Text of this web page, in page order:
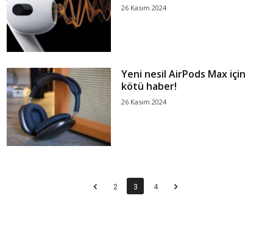
26 Kasım 2024
Yeni nesil AirPods Max için
kötü haber!
26 Kasım 2024
2 3 4